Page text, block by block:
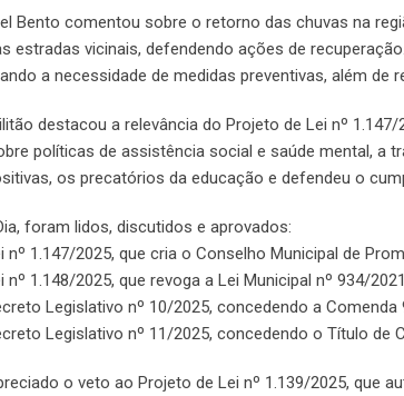
Bento comentou sobre o retorno das chuvas na
estradas vicinais, defendendo ações de
a necessidade de medidas preventivas, além
destacou a relevância do Projeto de Lei nº
políticas de assistência social e saúde mental, a
os precatórios da educação e defendeu o
foram lidos, discutidos e aprovados:
nº 1.147/2025, que cria o Conselho Municipal de
nº 1.148/2025, que revoga a Lei Municipal nº 934/
Legislativo nº 10/2025, concedendo a
Legislativo nº 11/2025, concedendo o Título de
o veto ao Projeto de Lei nº 1.139/2025, que